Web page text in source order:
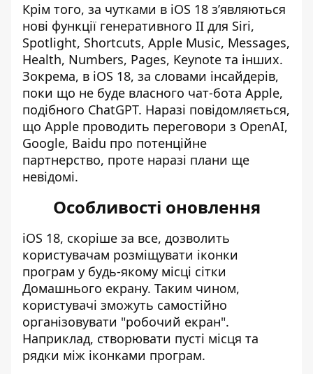
Крім того, за чутками в iOS 18 з’являються
нові функції генеративного ІІ для Siri,
Spotlight, Shortcuts, Apple Music, Messages,
Health, Numbers, Pages, Keynote та інших.
Зокрема, в iOS 18, за словами інсайдерів,
поки що не буде власного чат-бота Apple,
подібного ChatGPT. Наразі повідомляється,
що Apple проводить переговори з OpenAI,
Google, Baidu про потенційне
партнерство, проте наразі плани ще
невідомі.
Особливості оновлення
iOS 18, скоріше за все, дозволить
користувачам розміщувати іконки
програм у будь-якому місці сітки
Домашнього екрану. Таким чином,
користувачі зможуть самостійно
організовувати "робочий екран".
Наприклад, створювати пусті місця та
рядки між іконками програм.